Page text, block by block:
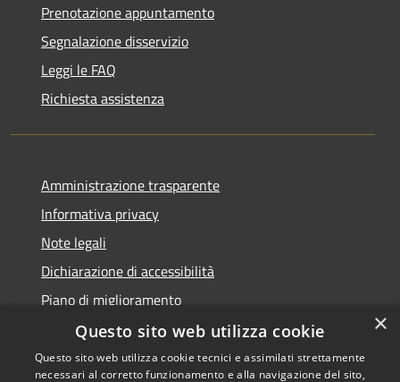
Prenotazione appuntamento
Segnalazione disservizio
Leggi le FAQ
Richiesta assistenza
Amministrazione trasparente
Informativa privacy
Note legali
Dichiarazione di accessibilità
Piano di miglioramento
×
Questo sito web utilizza cookie
Questo sito web utilizza cookie tecnici e assimilati strettamente
necessari al corretto funzionamento e alla navigazione del sito,